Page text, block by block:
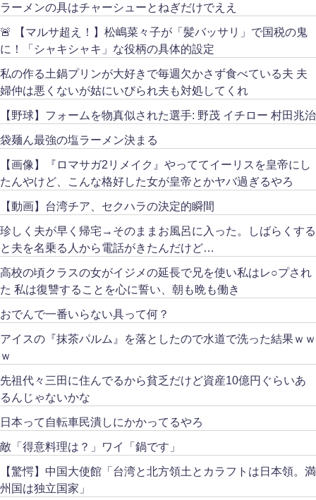
ラーメンの具はチャーシューとねぎだけでええ
🚨 【マルサ超え！】松嶋菜々子が「髪バッサリ」で国税の鬼
に！「シャキシャキ」な役柄の具体的設定
私の作る土鍋プリンが大好きで毎週欠かさず食べている夫 夫
婦仲は悪くないが姑にいびられ夫も対処してくれ
【野球】フォームを物真似された選手: 野茂 イチロー 村田兆治
袋麺ん最強の塩ラーメン決まる
【画像】『ロマサガ2リメイク』やっててイーリスを皇帝にし
たんやけど、こんな格好した女が皇帝とかヤバ過ぎるやろ
【動画】台湾チア、セクハラの決定的瞬間
珍しく夫が早く帰宅→そのままお風呂に入った。しばらくする
と夫を名乗る人から電話がきたんだけど…
高校の頃クラスの女がイジメの延長で兄を使い私はレ○プされ
た 私は復讐することを心に誓い、朝も晩も働き
おでんで一番いらない具って何？
アイスの『抹茶パルム』を落としたので水道で洗った結果ｗｗ
ｗ
先祖代々三田に住んでるから貧乏だけど資産10億円ぐらいあ
るんじゃないかな
日本って自転車民潰しにかかってるやろ
敵「得意料理は？」ワイ「鍋です」
【驚愕】中国大使館「台湾と北方領土とカラフトは日本領。満
州国は独立国家」